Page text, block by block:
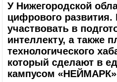
У Нижегородской
цифрового развития.
участвовать в
интеллекту, а также
технологического
который сделают в
кампусом